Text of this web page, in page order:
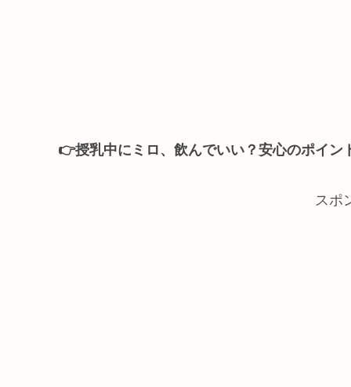
👉️授乳中にミロ、飲んでいい？安心のポイン
スポ